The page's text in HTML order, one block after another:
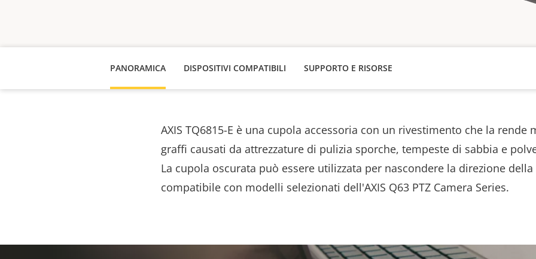
PANORAMICA DISPOSITIVI COMPATIBILI SUPPORTO E RISORSE
AXIS TQ6815-E è una cupola accessoria con un rivestimento che la rende
graffi causati da attrezzature di pulizia sporche, tempeste di sabbia e
La cupola oscurata può essere utilizzata per nascondere la direzione della
compatibile con modelli selezionati dell'AXIS Q63 PTZ Camera Series.